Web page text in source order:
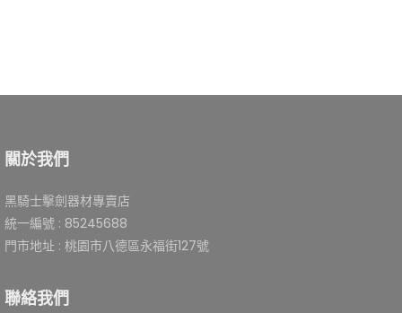
關於我們
黑騎士擊劍器材專賣店
統一編號 : 85245688
門市地址 : 桃園市八德區永福街127號
聯絡我們